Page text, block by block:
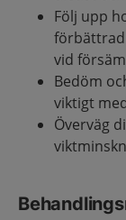
Följ upp
vid
Bedöm
viktigt
Överväg